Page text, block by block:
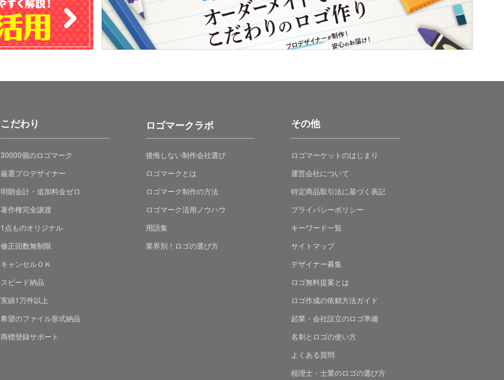
こだわり
30000個のロゴマーク
厳選プロデザイナー
明朗会計・追加料金ゼロ
著作権完全譲渡
1点ものオリジナル
修正回数無制限
キャンセルＯＫ
スピード納品
実績1万件以上
希望のファイル形式納品
商標登録サポート
ロゴマークラボ
後悔しない制作会社選び
ロゴマークとは
ロゴマーク制作の方法
ロゴマーク活用ノウハウ
用語集
業界別！ロゴの選び方
その他
ロゴマーケットのはじまり
運営会社について
特定商品取引法に基づく表記
プライバシーポリシー
キーワード一覧
サイトマップ
デザイナー募集
ロゴ無料提案とは
ロゴ作成の依頼方法ガイド
起業・会社設立のロゴ準備
名刺とロゴの使い方
よくある質問
税理士・士業のロゴの選び方